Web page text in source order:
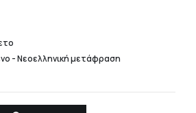
- Νεοελληνική μετάφραση